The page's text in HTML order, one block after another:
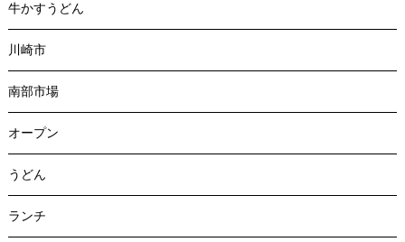
牛かすうどん
川崎市
南部市場
オープン
うどん
ランチ